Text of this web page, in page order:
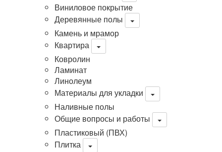
Виниловое покрытие
Деревянные полы
Камень и мрамор
Квартира
Ковролин
Ламинат
Линолеум
Материалы для укладки
Наливные полы
Общие вопросы и работы
Пластиковый (ПВХ)
Плитка